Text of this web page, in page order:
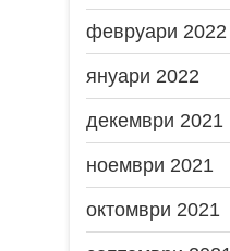
февруари 2022
януари 2022
декември 2021
ноември 2021
октомври 2021